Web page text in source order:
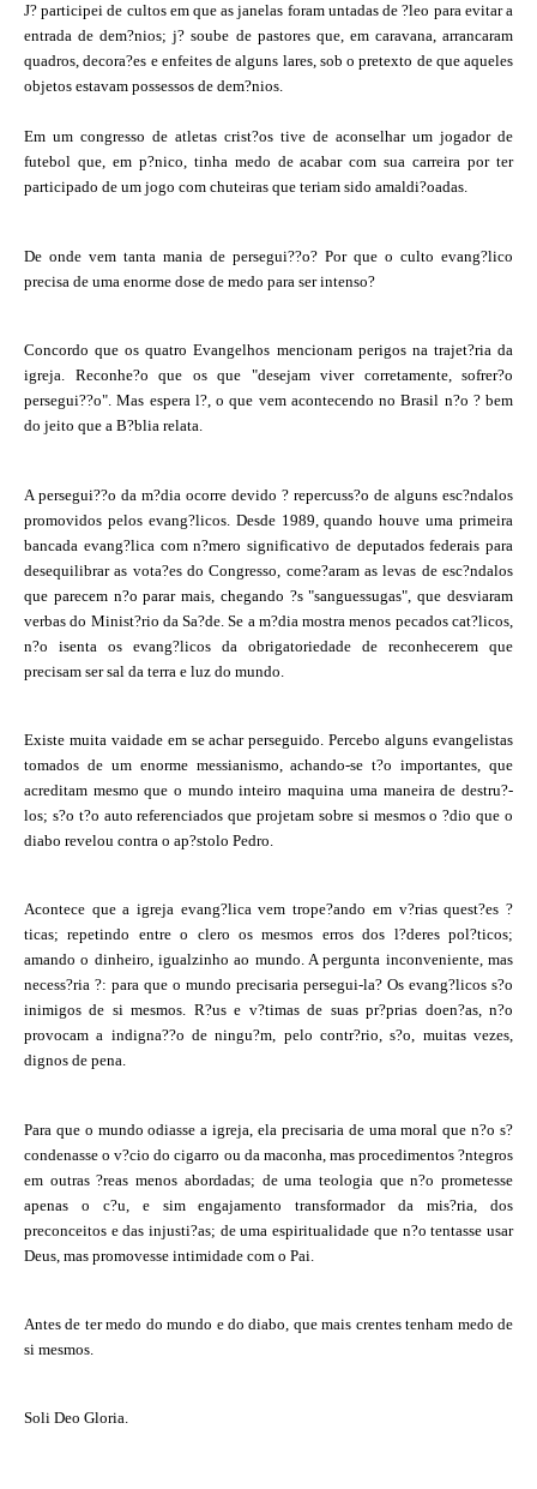
J? participei de cultos em que as janelas foram untadas de ?leo para evitar a
entrada de dem?nios; j? soube de pastores que, em caravana, arrancaram
quadros, decora?es e enfeites de alguns lares, sob o pretexto de que aqueles
objetos estavam possessos de dem?nios.
Em um congresso de atletas crist?os tive de aconselhar um jogador de
futebol que, em p?nico, tinha medo de acabar com sua carreira por ter
participado de um jogo com chuteiras que teriam sido amaldi?oadas.
De onde vem tanta mania de persegui??o? Por que o culto evang?lico
precisa de uma enorme dose de medo para ser intenso?
Concordo que os quatro Evangelhos mencionam perigos na trajet?ria da
igreja. Reconhe?o que os que "desejam viver corretamente, sofrer?o
persegui??o". Mas espera l?, o que vem acontecendo no Brasil n?o ? bem
do jeito que a B?blia relata.
A persegui??o da m?dia ocorre devido ? repercuss?o de alguns esc?ndalos
promovidos pelos evang?licos. Desde 1989, quando houve uma primeira
bancada evang?lica com n?mero significativo de deputados federais para
desequilibrar as vota?es do Congresso, come?aram as levas de esc?ndalos
que parecem n?o parar mais, chegando ?s "sanguessugas", que desviaram
verbas do Minist?rio da Sa?de. Se a m?dia mostra menos pecados cat?licos,
n?o isenta os evang?licos da obrigatoriedade de reconhecerem que
precisam ser sal da terra e luz do mundo.
Existe muita vaidade em se achar perseguido. Percebo alguns evangelistas
tomados de um enorme messianismo, achando-se t?o importantes, que
acreditam mesmo que o mundo inteiro maquina uma maneira de destru?-
los; s?o t?o auto referenciados que projetam sobre si mesmos o ?dio que o
diabo revelou contra o ap?stolo Pedro.
Acontece que a igreja evang?lica vem trope?ando em v?rias quest?es ?
ticas; repetindo entre o clero os mesmos erros dos l?deres pol?ticos;
amando o dinheiro, igualzinho ao mundo. A pergunta inconveniente, mas
necess?ria ?: para que o mundo precisaria persegui-la? Os evang?licos s?o
inimigos de si mesmos. R?us e v?timas de suas pr?prias doen?as, n?o
provocam a indigna??o de ningu?m, pelo contr?rio, s?o, muitas vezes,
dignos de pena.
Para que o mundo odiasse a igreja, ela precisaria de uma moral que n?o s?
condenasse o v?cio do cigarro ou da maconha, mas procedimentos ?ntegros
em outras ?reas menos abordadas; de uma teologia que n?o prometesse
apenas o c?u, e sim engajamento transformador da mis?ria, dos
preconceitos e das injusti?as; de uma espiritualidade que n?o tentasse usar
Deus, mas promovesse intimidade com o Pai.
Antes de ter medo do mundo e do diabo, que mais crentes tenham medo de
si mesmos.
Soli Deo Gloria.